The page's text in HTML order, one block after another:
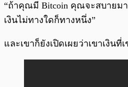
“ถ้าคุณมี Bitcoin คุณจะสบายม
เงินไม่ทางใดก็ทางหนึ่ง”
และเขาก็ยังเปิดเผยว่าเขาเงิน